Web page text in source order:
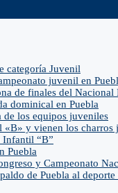
categoría Juvenil
juvenil en
de finales del
dominical en Puebla
de los equipos juveniles
«B» y vienen los charros
Infantil “B”
Puebla
y Campeonato
de Puebla al deporte